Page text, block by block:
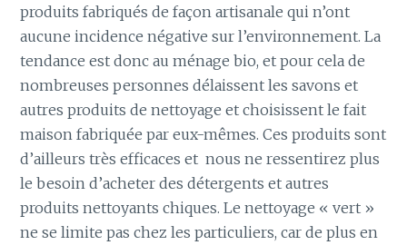
produits fabriqués de façon artisanale qui n’ont
aucune incidence négative sur l’environnement. La
tendance est donc au ménage bio, et pour cela de
nombreuses personnes délaissent les savons et
autres produits de nettoyage et choisissent le fait
maison fabriquée par eux-mêmes. Ces produits sont
d’ailleurs très efficaces et nous ne ressentirez plus
le besoin d’acheter des détergents et autres
produits nettoyants chiques. Le nettoyage « vert »
ne se limite pas chez les particuliers, car de plus en